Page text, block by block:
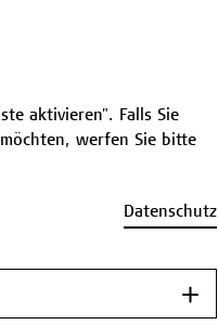
aktivieren". Falls Sie
werfen Sie bitte
Datenschutz